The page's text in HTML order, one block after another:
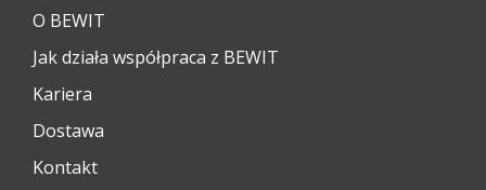
O BEWIT
Jak działa współpraca z BEWIT
Kariera
Dostawa
Kontakt